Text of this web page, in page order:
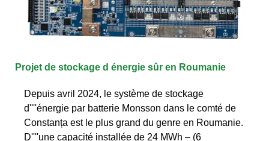
Projet de stockage d énergie sûr en Roumanie
Depuis avril 2024, le système de stockage
d''''énergie par batterie Monsson dans le comté de
Constanța est le plus grand du genre en Roumanie.
D''''une capacité installée de 24 MWh – (6